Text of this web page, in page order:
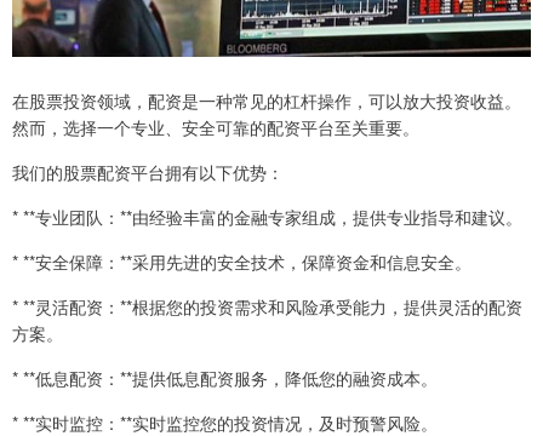
在股票投资领域，配资是一种常见的杠杆操作，可以放大投资收益。
然而，选择一个专业、安全可靠的配资平台至关重要。
我们的股票配资平台拥有以下优势：
* **专业团队：**由经验丰富的金融专家组成，提供专业指导和建议。
* **安全保障：**采用先进的安全技术，保障资金和信息安全。
* **灵活配资：**根据您的投资需求和风险承受能力，提供灵活的配资
方案。
* **低息配资：**提供低息配资服务，降低您的融资成本。
* **实时监控：**实时监控您的投资情况，及时预警风险。